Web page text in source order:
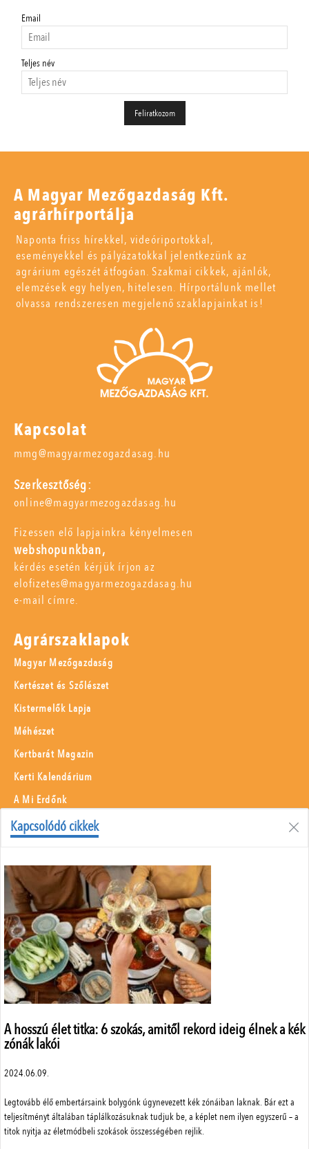
Kapcsolódó cikkek
A hosszú élet titka: 6 szokás, amitől rekord ideig élnek a kék
zónák lakói
2024.06.09.
Legtovább élő embertársaink bolygónk úgynevezett kék zónáiban laknak. Bár ezt a
teljesítményt általában táplálkozásuknak tudjuk be, a képlet nem ilyen egyszerű – a
titok nyitja az életmódbeli szokások összességében rejlik.
Email
Teljes név
A Magyar Mezőgazdaság Kft.
agrárhírportálja
Naponta friss hírekkel, videóriportokkal,
eseményekkel és pályázatokkal jelentkezünk az
agrárium egészét átfogóan. Szakmai cikkek, ajánlók,
elemzések egy helyen, hitelesen. Hírportálunk mellet
olvassa rendszeresen megjelenő szaklapjainkat is!
Kapcsolat
mmg@magyarmezogazdasag.hu
Szerkesztőség:
online@magyarmezogazdasag.hu
Fizessen elő lapjainkra kényelmesen
webshopunkban,
kérdés esetén kérjük írjon az
elofizetes@magyarmezogazdasag.hu
e-mail címre.
Agrárszaklapok
Magyar Mezőgazdaság
Kertészet és Szőlészet
Kistermelők Lapja
Méhészet
Kertbarát Magazin
Kerti Kalendárium
A Mi Erdőnk
Borászati Füzetek
Menü
Adatvédelem
Szerzői jogok
Impresszum
Médiaajánlat
Központi elérhetőségek
ÁSZF
SimplePay adattovábbítási nyilatkozat
© 2023 Magyar Mezőgazdaság Kft.
A weboldalon a minőségi felhasználói élmény érdekében sütiket
Részletek
Elfogad